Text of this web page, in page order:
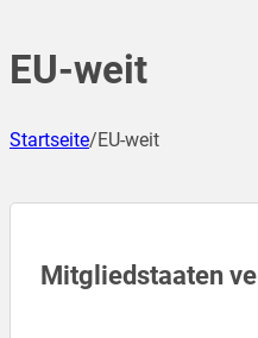
EU-weit
Startseite/EU-weit
Mitgliedstaaten